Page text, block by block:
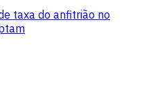
taxa do anfitrião no